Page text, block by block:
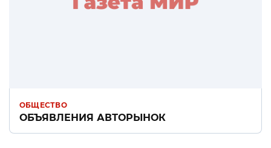
ОБЩЕСТВО
ОБЪЯВЛЕНИЯ АВТОРЫНОК